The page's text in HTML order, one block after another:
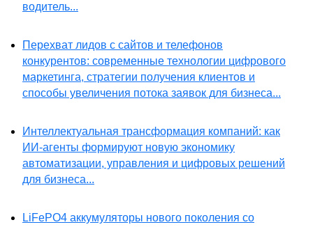
водитель...
Перехват лидов с сайтов и телефонов
конкурентов: современные технологии цифрового
маркетинга, стратегии получения клиентов и
способы увеличения потока заявок для бизнеса...
Интеллектуальная трансформация компаний: как
ИИ-агенты формируют новую экономику
автоматизации, управления и цифровых решений
для бизнеса...
LiFePO4 аккумуляторы нового поколения со